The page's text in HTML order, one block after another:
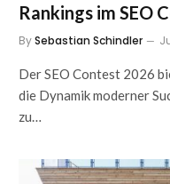
Rankings im SEO
BySebastian Schindler
Der SEO Contest 2026
die Dynamik moderner
zu…